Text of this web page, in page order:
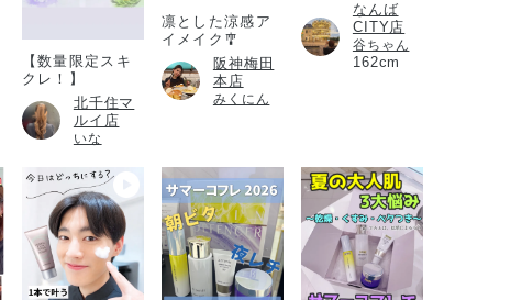
【数量限定スキ
クレ！】
北千住マ
ルイ店
いな
凛とした涼感ア
イメイク🎐
阪神梅田
本店
みくにん
なんば
CITY店
谷ちゃん
162cm